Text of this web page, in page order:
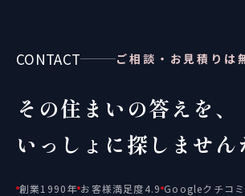
CONTACT ご相談・お見積りは
その住まいの答えを、
いっしょに探しません
創業1990年 お客様満足度4.9 Googleクチコ